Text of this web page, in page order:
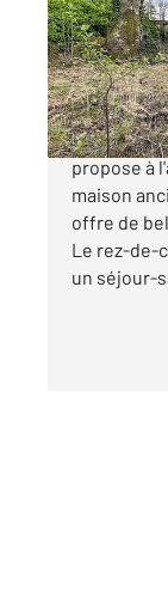
Maison
84
Votre
propose à
maison
offre de
Le rez-de-
un séjour-